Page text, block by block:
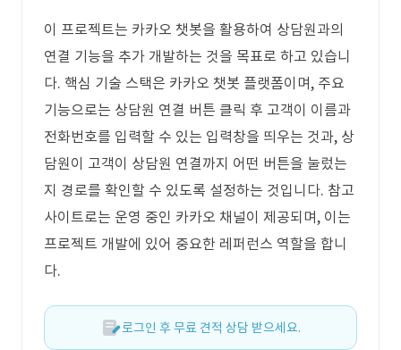
이 프로젝트는 카카오 챗봇을 활용하여 상담원과의
연결 기능을 추가 개발하는 것을 목표로 하고 있습니
다. 핵심 기술 스택은 카카오 챗봇 플랫폼이며, 주요
기능으로는 상담원 연결 버튼 클릭 후 고객이 이름과
전화번호를 입력할 수 있는 입력창을 띄우는 것과, 상
담원이 고객이 상담원 연결까지 어떤 버튼을 눌렀는
지 경로를 확인할 수 있도록 설정하는 것입니다. 참고
사이트로는 운영 중인 카카오 채널이 제공되며, 이는
프로젝트 개발에 있어 중요한 레퍼런스 역할을 합니
다.
로그인 후 무료 견적 상담 받으세요.